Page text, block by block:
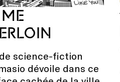
de science-fiction
dévoile dans ce